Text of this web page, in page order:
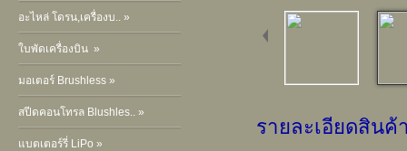
อะไหล่ โดรน,เครื่องบ.. »
ใบพัดเครื่องบิน »
มอเตอร์ Brushless »
สปีดคอนโทรล Blushles.. »
แบตเตอร์รี่ LiPo »
รายละเอียดสินค้